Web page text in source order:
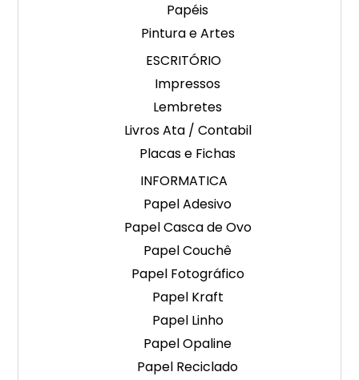
Papéis
Pintura e Artes
ESCRITÓRIO
Impressos
Lembretes
Livros Ata / Contabil
Placas e Fichas
INFORMATICA
Papel Adesivo
Papel Casca de Ovo
Papel Couchê
Papel Fotográfico
Papel Kraft
Papel Linho
Papel Opaline
Papel Reciclado